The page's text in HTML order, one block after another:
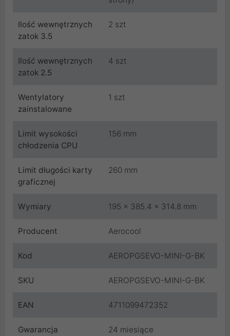
Ilość wewnętrznych
zatok 3.5
2 szt
Ilość wewnętrznych
zatok 2.5
4 szt
Wentylatory
zainstalowane
1 szt
Limit wysokości
chłodzenia CPU
156 mm
Limit długości karty
graficznej
260 mm
Wymiary 195 x 385.4 x 314.8 mm
Producent Aerocool
Kod AEROPGSEVO-MINI-G-BK
SKU AEROPGSEVO-MINI-G-BK
EAN 4711099472352
Gwarancja
24 miesiące